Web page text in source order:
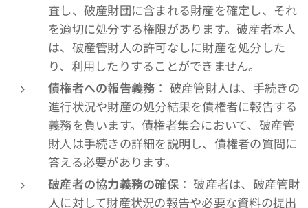
査し、破産財団に含まれる財産を確定し、それ
を適切に処分する権限があります。破産者本人
は、破産管財人の許可なしに財産を処分した
り、利用したりすることができません。
債権者への報告義務 ： 破産管財人は、手続きの
進行状況や財産の処分結果を債権者に報告する
義務を負います。債権者集会において、破産管
財人は手続きの詳細を説明し、債権者の質問に
答える必要があります。
破産者の協力義務の確保： 破産者は、破産管財
人に対して財産状況の報告や必要な資料の提出